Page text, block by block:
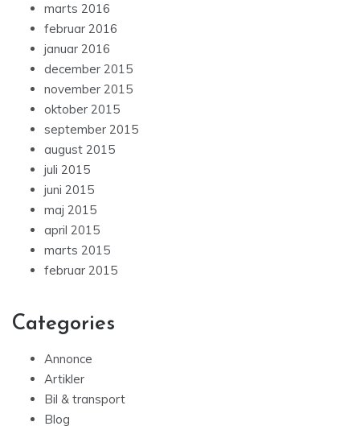
marts 2016
februar 2016
januar 2016
december 2015
november 2015
oktober 2015
september 2015
august 2015
juli 2015
juni 2015
maj 2015
april 2015
marts 2015
februar 2015
Categories
Annonce
Artikler
Bil & transport
Blog